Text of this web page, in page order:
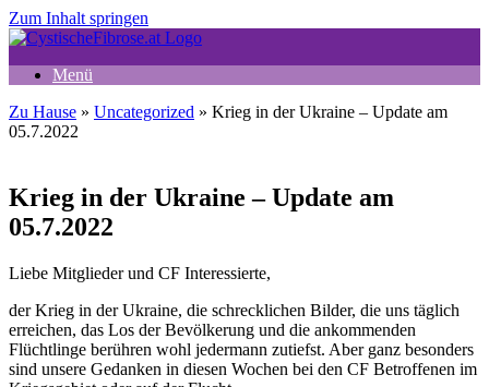
Zum Inhalt springen
Menü
Zu Hause » Uncategorized » Krieg in der Ukraine – Update am
05.7.2022
Krieg in der Ukraine – Update am
05.7.2022
Liebe Mitglieder und CF Interessierte,
der Krieg in der Ukraine, die schrecklichen Bilder, die uns täglich
erreichen, das Los der Bevölkerung und die ankommenden
Flüchtlinge berühren wohl jedermann zutiefst. Aber ganz besonders
sind unsere Gedanken in diesen Wochen bei den CF Betroffenen im